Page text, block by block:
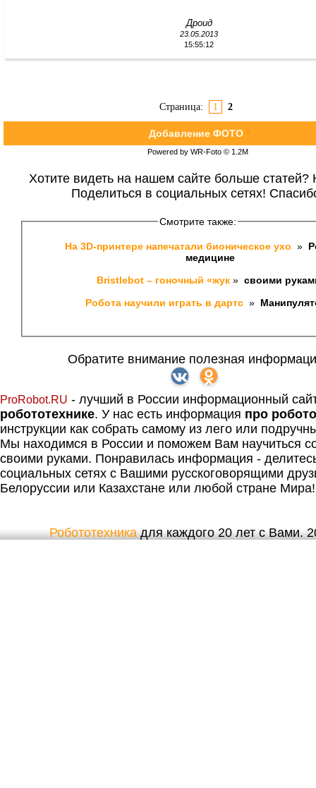
Дроид
23.05.2013
15:55:12
Страница: 1 2
Добавление ФОТО *
Powered by WR-Foto © 1.2М
Хотите видеть на нашем сайте больше статей?
Поделиться в социальных сетях!
Смотрите также:
На 3D-принтере напечатали бионическое ухо »
медицине
Bristlebot – гоночный «жук » своими
Робота научили играть в дартс »
Обратите внимание полезная
ProRobot.RU - лучший в России информационный
робототехнике. У нас есть информация про
инструкции как собрать самому из лего или
Мы находимся в России и поможем Вам научиться
своими руками. Понравилась информация -
социальных сетях с Вашими русскоговорящими
Белоруссии или Казахстане или любой стране Мира!
Робототехникадля каждого 20 лет с Вами.